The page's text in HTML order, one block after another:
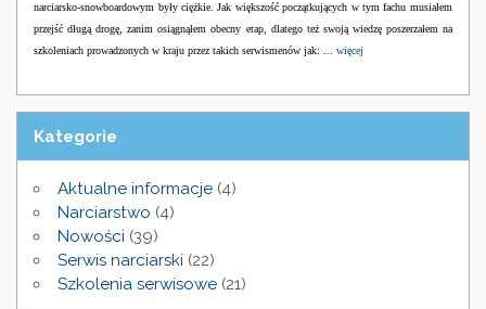
narciarsko-snowboardowym były ciężkie. Jak większość początkujących w tym fachu musiałem
przejść długą drogę, zanim osiągnąłem obecny etap, dlatego też swoją wiedzę poszerzałem na
szkoleniach prowadzonych w kraju przez takich serwismenów jak: ...więcej
Kategorie
Aktualne informacje(4)
Narciarstwo (4)
Nowości (39)
Serwis narciarski (22)
Szkolenia serwisowe(21)